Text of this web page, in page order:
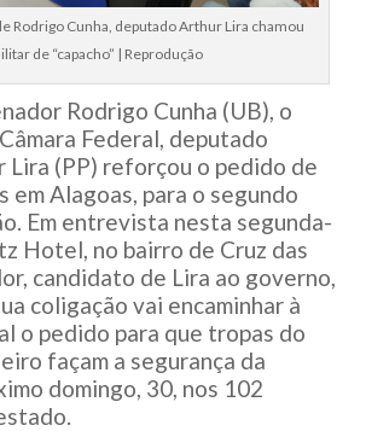
Rodrigo Cunha, deputado Arthur Lira chamou
de “capacho” | Reprodução
Rodrigo Cunha (UB), o
Federal, deputado
(PP) reforçou o pedido de
em Alagoas, para o segundo
Em entrevista nesta segunda-
Hotel, no bairro de Cruz das
candidato de Lira ao governo,
coligação vai encaminhar à
o pedido para que tropas do
façam a segurança da
domingo, 30, nos 102